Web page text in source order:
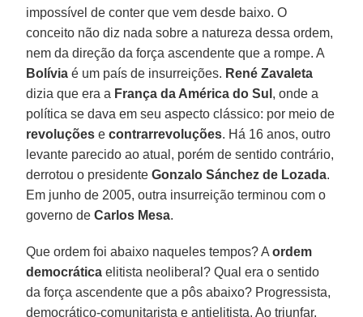
impossível de conter que vem desde baixo. O
conceito não diz nada sobre a natureza dessa ordem,
nem da direção da força ascendente que a rompe. A
Bolívia é um país de insurreições. René Zavaleta
dizia que era a França da América do Sul , onde a
política se dava em seu aspecto clássico: por meio de
revoluções econtrarrevoluções. Há 16 anos, outro
levante parecido ao atual, porém de sentido contrário,
derrotou o presidenteGonzalo Sánchez de Lozada.
Em junho de 2005, outra insurreição terminou com o
governo deCarlos Mesa.
Que ordem foi abaixo naqueles tempos? Aordem
democrática elitista neoliberal? Qual era o sentido
da força ascendente que a pôs abaixo? Progressista,
democrático-comunitarista e antielitista. Ao triunfar,